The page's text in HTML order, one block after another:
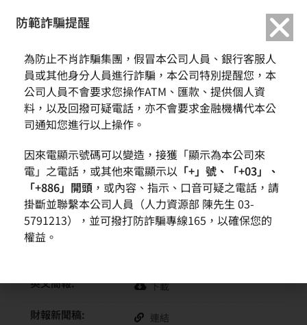
元大證券法人說明會
時間:
14:20
地點:
台北六福皇宮
說明會摘要訊息:
元大證券法人說明會
英文簡報: 下載
財報新聞稿: 連結
防範詐騙提醒
為防止不肖詐騙集團，假冒本公司人員、銀行客服人
員或其他身分人員進行詐騙，本公司特別提醒您，本
公司人員不會要求您操作ATM、匯款、提供個人資
料，以及回撥可疑電話，亦不會要求金融機構代本公
司通知您進行以上操作。
因來電顯示號碼可以變造，接獲「顯示為本公司來
電」之電話，或其他來電顯示以 「+」號、「+03」、
「+886」開頭 ，或內容、指示、口音可疑之電話，請
掛斷並聯繫本公司人員（人力資源部 陳先生 03-
5791213），並可撥打防詐騙專線165，以確保您的
權益。